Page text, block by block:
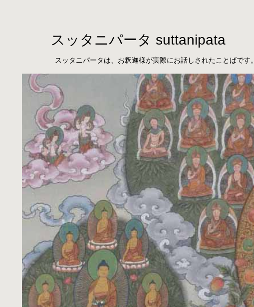
スッタニパータは、お釈迦様が実際にお話しされたことばです。
スッタニパータ suttanipata